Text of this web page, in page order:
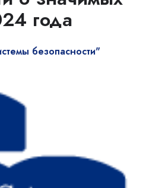
года
безопасности"